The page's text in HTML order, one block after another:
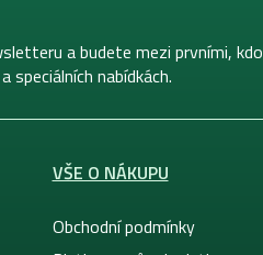
a budete mezi prvními, kdo
speciálních nabídkách.
VŠE O NÁKUPU
Obchodní podmínky